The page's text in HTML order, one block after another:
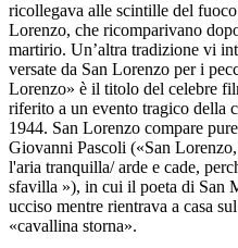
ricollegava alle scintille del
Lorenzo, che ricomparivano
martirio. Un’altra tradizione vi
versate da San Lorenzo per i
Lorenzo» è il titolo del celebre
riferito a un evento tragico della
1944. San Lorenzo compare
Giovanni Pascoli («San
l'aria tranquilla/ arde e cade,
sfavilla »), in cui il poeta di San
ucciso mentre rientrava a casa
«cavallina storna».